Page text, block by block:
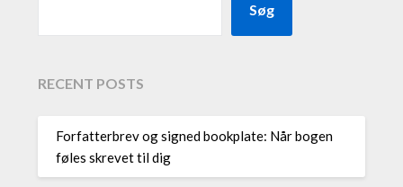
Søg
RECENT POSTS
Forfatterbrev og signed bookplate: Når bogen
føles skrevet til dig